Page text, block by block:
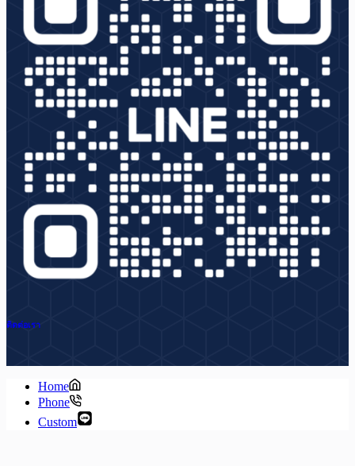
ติดต่อเรา
Home
Phone
Custom